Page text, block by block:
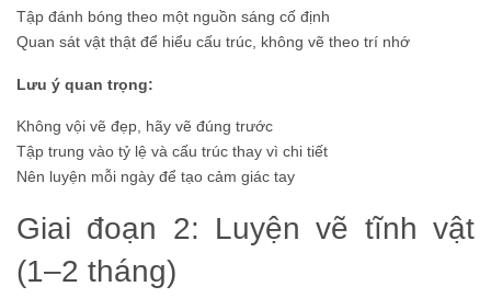
Tập đánh bóng theo một nguồn sáng cố định
Quan sát vật thật để hiểu cấu trúc, không vẽ theo trí nhớ
Lưu ý quan trọng:
Không vội vẽ đẹp, hãy vẽ đúng trước
Tập trung vào tỷ lệ và cấu trúc thay vì chi tiết
Nên luyện mỗi ngày để tạo cảm giác tay
Giai đoạn 2: Luyện vẽ tĩnh vật
(1–2 tháng)